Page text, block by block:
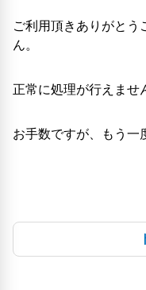
ご利用頂きありがとう
ん。
正常に処理が行えませ
お手数ですが、もう一